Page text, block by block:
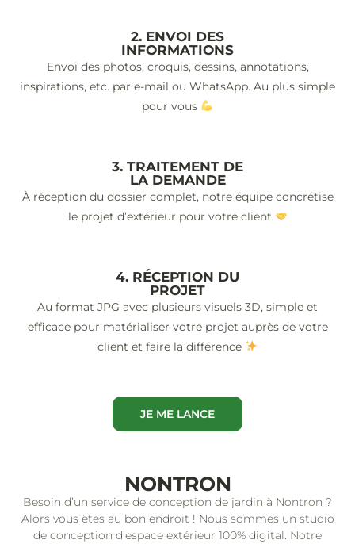
2. ENVOI DES
INFORMATIONS
Envoi des photos, croquis, dessins, annotations,
inspirations, etc. par e-mail ou WhatsApp. Au plus simple
pour vous
3. TRAITEMENT DE
LA DEMANDE
À réception du dossier complet, notre équipe concrétise
le projet d’extérieur pour votre client
4. RÉCEPTION DU
PROJET
Au format JPG avec plusieurs visuels 3D, simple et
efficace pour matérialiser votre projet auprès de votre
client et faire la différence
JE ME LANCE
NONTRON
Besoin d’un service de conception de jardin à Nontron ?
Alors vous êtes au bon endroit ! Nous sommes un studio
de conception d’espace extérieur 100% digital. Notre